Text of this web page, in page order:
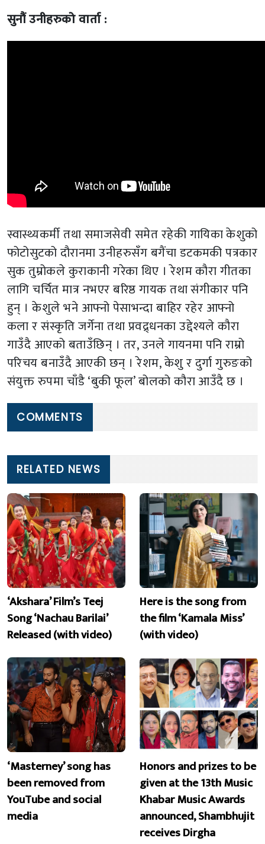
सुनौं उनीहरुको वार्ता :
स्वास्थ्यकर्मी तथा समाजसेवी समेत रहेकी गायिका केशुको
फोटोसुटको दौरानमा उनीहरुसँग बगैंचा डटकमकी पत्रकार
सुक तुम्रोकले कुराकानी गरेका थिए । रेशम कौरा गीतका
लागि चर्चित मात्र नभएर बरिष्ठ गायक तथा संगीकार पनि
हुन् । केशुले भने आफ्नो पेसाभन्दा बाहिर रहेर आफ्नो
कला र संस्कृति जर्गेना तथा प्रवद्र्धनका उद्देश्यले कौरा
गाउँदै आएको बताउँछिन् । तर, उनले गायनमा पनि राम्रो
परिचय बनाउँदै आएकी छन् । रेशम, केशु र दुर्गा गुरुङको
संयुक्त रुपमा चाँडै ‘बुकी फूल’ बोलको कौरा आउँदै छ ।
COMMENTS
RELATED NEWS
‘Akshara’ Film’s Teej
Song ‘Nachau Barilai’
Released (with video)
Here is the song from
the film ‘Kamala Miss’
(with video)
‘Masterney’ song has
been removed from
YouTube and social
media
Honors and prizes to be
given at the 13th Music
Khabar Music Awards
announced, Shambhujit
receives Dirgha